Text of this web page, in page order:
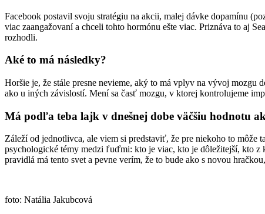
Facebook postavil svoju stratégiu na akcii, malej dávke dopamínu
viac zaangažovaní a chceli tohto hormónu ešte viac. Priznáva to aj
rozhodli.
Aké to má následky?
Horšie je, že stále presne nevieme, aký to má vplyv na vývoj
ako u iných závislostí. Mení sa časť mozgu, v ktorej kontrolujeme
Má podľa teba lajk v dnešnej dobe väčšiu hodnotu
Záleží od jednotlivca, ale viem si predstaviť, že pre niekoho to
psychologické témy medzi ľuďmi: kto je viac, kto je dôležitejší, kto z
pravidlá má tento svet a pevne verím, že to bude ako s novou
foto: Natália Jakubcová